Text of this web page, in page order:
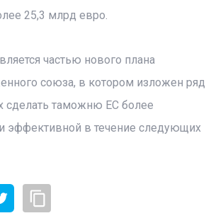
25,3 млрд евро.
частью нового плана
союза, в котором изложен ряд
сделать таможню ЕС более
эффективной в течение следующих